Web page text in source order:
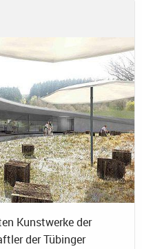
Kunstwerke der
der Tübinger